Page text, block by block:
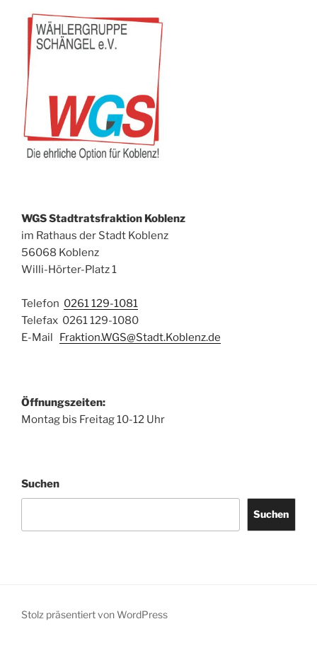
WGS Stadtratsfraktion Koblenz
im Rathaus der Stadt Koblenz
56068 Koblenz
Willi-Hörter-Platz 1
Telefon 0261 129-1081
Telefax 0261 129-1080
E-Mail Fraktion.WGS@Stadt.Koblenz.de
Öffnungszeiten:
Montag bis Freitag 10-12 Uhr
Suchen
Suchen
Stolz präsentiert von WordPress